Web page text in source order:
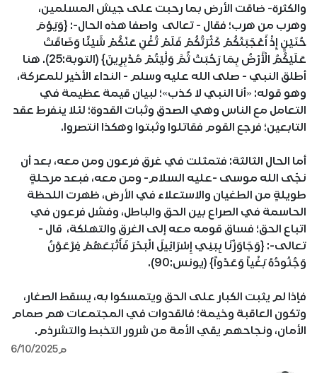
والكثرة- ضاقت الأرض بما رحبت على جيش المسلمين،
وهرب من هرب؛ فقال - تعالى واصفا هذه الحال-: {وَيَوْمَ
حُنَيْنٍ إِذْ أَعْجَبَتْكُمْ كَثْرَتُكُمْ فَلَمْ تُغْنِ عَنْكُمْ شَيْئًا وَضَاقَتْ
عَلَيْكُمُ الْأَرْضُ بِمَا رَحُبَتْ ثُمَّ وَلَّيْتُمْ مُدْبِرِينَ} (التوبة:25). هنا
أطلق النبي - صلى الله عليه وسلم - النداء الأخير للمعركة،
وهو قوله: «أنا النبي لا كذب»؛ لبيان قيمة عظيمة في
التعامل مع الناس وهي الصدق وثبات القدوة؛ لئلا ينفرط عقد
التابعين؛ فرجع القوم فقاتلوا وثبتوا وهكذا انتصروا.
أما الحال الثالثة: فتمثلت في غرق فرعون ومن معه، بعد أن
نجّى الله موسى -عليه السلام- ومن معه، فبعد مرحلةٍ
طويلةٍ من الطغيان والاستعلاء في الأرض، ظهرت اللحظة
الحاسمة في الصراع بين الحق والباطل، وفشل فرعون في
اتباع الحق؛ فساق قومه معه إلى الغرق والتهلكة، قال -
تعالى-: {وَجَاوَزْنَا بِبَنِي إِسْرَائِيلَ الْبَحْرَ فَأَتْبَعَهُمْ فِرْعَوْنُ
وَجُنُودُهُ بَغْياً وَعَدْواً} (يونس:90).
فإذا لم يثبت الكبار على الحق ويتمسكوا به، يسقط الصغار،
وتكون العاقبة وخيمة؛ فالقدوات في المجتمعات هم صمام
الأمان، ونجاحهم يقي الأمة من شرور التخبط والتشرذم.
6/10/2025م